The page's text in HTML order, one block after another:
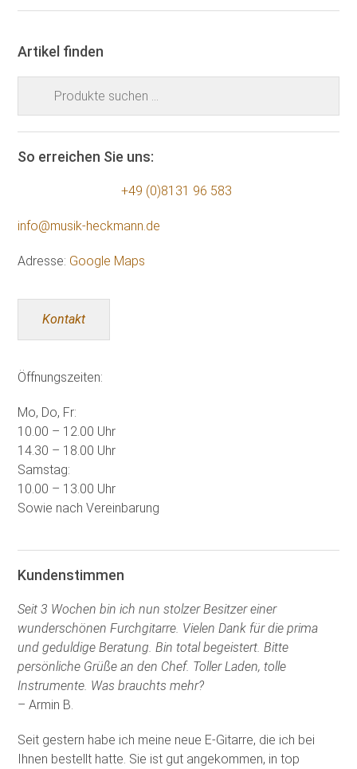
Artikel finden
So erreichen Sie uns:
+49 (0)8131 96 583
info@musik-heckmann.de
Adresse: Google Maps
Kontakt
Öffnungszeiten:
Mo, Do, Fr:
10.00 – 12.00 Uhr
14.30 – 18.00 Uhr
Samstag:
10.00 – 13.00 Uhr
Sowie nach Vereinbarung
Kundenstimmen
Seit 3 Wochen bin ich nun stolzer Besitzer einer
wunderschönen Furchgitarre. Vielen Dank für die prima
und geduldige Beratung. Bin total begeistert. Bitte
persönliche Grüße an den Chef. Toller Laden, tolle
Instrumente. Was brauchts mehr?
– Armin B.
Seit gestern habe ich meine neue E-Gitarre, die ich bei
Ihnen bestellt hatte. Sie ist gut angekommen, in top